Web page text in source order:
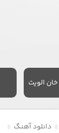
الویت
دانلود آهنگ